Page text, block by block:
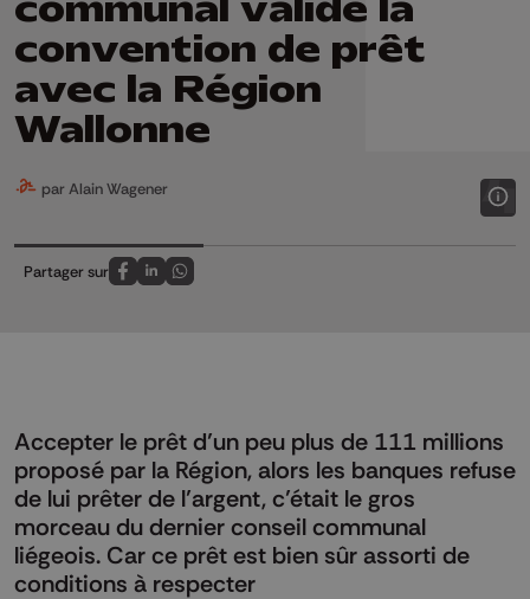
convention de prêt
avec la Région
Wallonne
par Alain Wagener
Partager sur
Partagez sur FaceBook
Partagez sur LinkedIn
Partagez sur Whatsapp
Accepter le prêt d’un peu plus de 111 millions
proposé par la Région, alors les banques refuse
de lui prêter de l’argent, c’était le gros
morceau du dernier conseil communal
liégeois. Car ce prêt est bien sûr assorti de
conditions à respecter